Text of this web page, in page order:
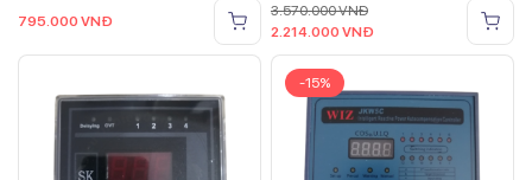
795.000 VNĐ
3.570.000VNĐ
2.214.000 VNĐ
-15%